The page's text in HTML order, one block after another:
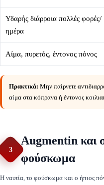
Υδαρής διάρροια πολλές φορές/
ημέρα
Αίμα, πυρετός, έντονος πόνος
Πρακτικά: Μην παίρνετε
αίμα στα κόπρανα ή έντονος
3
Augmentin και
φούσκωμα
Η ναυτία, το φούσκωμα και ο ήπιος